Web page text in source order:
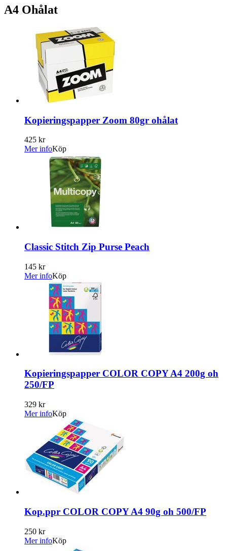
A4 Ohålat
Kopieringspapper Zoom 80gr ohålat
425 kr
Mer infoKöp
Classic Stitch Zip Purse Peach
145 kr
Mer infoKöp
Kopieringspapper COLOR COPY A4 200g oh
250/FP
329 kr
Mer infoKöp
Kop.ppr COLOR COPY A4 90g oh 500/FP
250 kr
Mer infoKöp